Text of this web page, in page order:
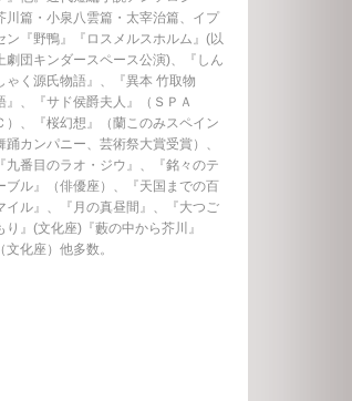
川篇・小泉八雲篇・太宰治篇、イプ
ン『野鴨』『ロスメルスホルム』(以
劇団キンダースペース公演)、『しん
ゃく源氏物語』、『異本 竹取物
』、『サド侯爵夫人』（ＳＰＡ
）、『桜幻想』（蘭このみスペイン
踊カンパニー、芸術祭大賞受賞）、
『九番目のラオ・ジウ』、『銘々のテ
ブル』（俳優座）、『天国までの百
イル』、『月の真昼間』、『大つご
り』(文化座)『藪の中から芥川』
（文化座）他多数。